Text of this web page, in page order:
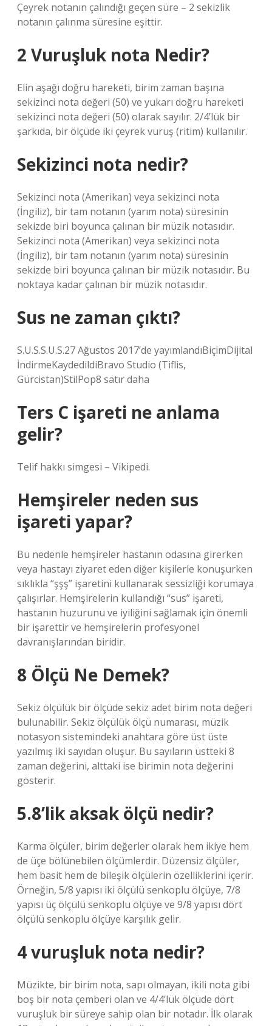
Çeyrek notanın çalındığı geçen süre – 2 sekizlik
notanın çalınma süresine eşittir.
2 Vuruşluk nota Nedir?
Elin aşağı doğru hareketi, birim zaman başına
sekizinci nota değeri (50) ve yukarı doğru hareketi
sekizinci nota değeri (50) olarak sayılır. 2/4’lük bir
şarkıda, bir ölçüde iki çeyrek vuruş (ritim) kullanılır.
Sekizinci nota nedir?
Sekizinci nota (Amerikan) veya sekizinci nota
(İngiliz), bir tam notanın (yarım nota) süresinin
sekizde biri boyunca çalınan bir müzik notasıdır.
Sekizinci nota (Amerikan) veya sekizinci nota
(İngiliz), bir tam notanın (yarım nota) süresinin
sekizde biri boyunca çalınan bir müzik notasıdır. Bu
noktaya kadar çalınan bir müzik notasıdır.
Sus ne zaman çıktı?
S.U.S.S.U.S.27 Ağustos 2017’de yayımlandıBiçimDijital
İndirmeKaydedildiBravo Studio (Tiflis,
Gürcistan)StilPop8 satır daha
Ters C işareti ne anlama
gelir?
Telif hakkı simgesi – Vikipedi.
Hemşireler neden sus
işareti yapar?
Bu nedenle hemşireler hastanın odasına girerken
veya hastayı ziyaret eden diğer kişilerle konuşurken
sıklıkla “şşş” işaretini kullanarak sessizliği korumaya
çalışırlar. Hemşirelerin kullandığı “sus” işareti,
hastanın huzurunu ve iyiliğini sağlamak için önemli
bir işarettir ve hemşirelerin profesyonel
davranışlarından biridir.
8 Ölçü Ne Demek?
Sekiz ölçülük bir ölçüde sekiz adet birim nota değeri
bulunabilir. Sekiz ölçülük ölçü numarası, müzik
notasyon sistemindeki anahtara göre üst üste
yazılmış iki sayıdan oluşur. Bu sayıların üstteki 8
zaman değerini, alttaki ise birimin nota değerini
gösterir.
5.8’lik aksak ölçü nedir?
Karma ölçüler, birim değerler olarak hem ikiye hem
de üçe bölünebilen ölçümlerdir. Düzensiz ölçüler,
hem basit hem de bileşik ölçülerin özelliklerini içerir.
Örneğin, 5/8 yapısı iki ölçülü senkoplu ölçüye, 7/8
yapısı üç ölçülü senkoplu ölçüye ve 9/8 yapısı dört
ölçülü senkoplu ölçüye karşılık gelir.
4 vuruşluk nota nedir?
Müzikte, bir birim nota, sapı olmayan, ikili nota gibi
boş bir nota çemberi olan ve 4/4’lük ölçüde dört
vuruşluk bir süreye sahip olan bir notadır. İlk olarak